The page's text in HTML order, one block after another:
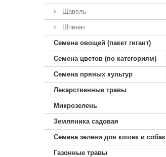
Щавель
Шпинат
Семена овощей (пакет гигант)
Семена цветов (по категориям)
Семена пряных культур
Лекарственные травы
Микрозелень
Земляника садовая
Семена зелени для кошек и собак
Газонные травы